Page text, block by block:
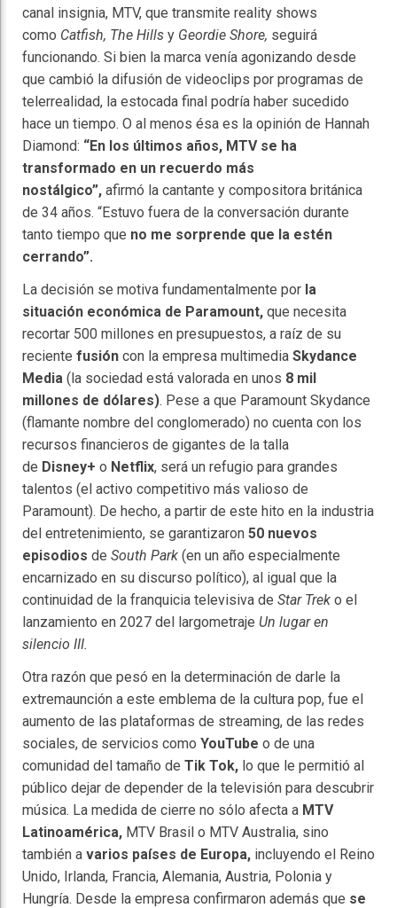
canal insignia, MTV, que transmite reality shows
como Catfish, The Hills y Geordie Shore, seguirá
funcionando. Si bien la marca venía agonizando desde
que cambió la difusión de videoclips por programas de
telerrealidad, la estocada final podría haber sucedido
hace un tiempo. O al menos ésa es la opinión de Hannah
Diamond: “En los últimos años, MTV se ha
transformado en un recuerdo más
nostálgico”, afirmó la cantante y compositora británica
de 34 años. “Estuvo fuera de la conversación durante
tanto tiempo que no me sorprende que la estén
cerrando”.
La decisión se motiva fundamentalmente por la
situación económica de Paramount, que necesita
recortar 500 millones en presupuestos, a raíz de su
reciente fusión con la empresa multimedia Skydance
Media (la sociedad está valorada en unos 8 mil
millones de dólares). Pese a que Paramount Skydance
(flamante nombre del conglomerado) no cuenta con los
recursos financieros de gigantes de la talla
de Disney+ o Netflix, será un refugio para grandes
talentos (el activo competitivo más valioso de
Paramount). De hecho, a partir de este hito en la industria
del entretenimiento, se garantizaron 50 nuevos
episodios de South Park (en un año especialmente
encarnizado en su discurso político), al igual que la
continuidad de la franquicia televisiva de Star Trek o el
lanzamiento en 2027 del largometraje Un lugar en
silencio III.
Otra razón que pesó en la determinación de darle la
extremaunción a este emblema de la cultura pop, fue el
aumento de las plataformas de streaming, de las redes
sociales, de servicios como YouTube o de una
comunidad del tamaño de Tik Tok, lo que le permitió al
público dejar de depender de la televisión para descubrir
música. La medida de cierre no sólo afecta a MTV
Latinoamérica, MTV Brasil o MTV Australia, sino
también a varios países de Europa, incluyendo el Reino
Unido, Irlanda, Francia, Alemania, Austria, Polonia y
Hungría. Desde la empresa confirmaron además que se